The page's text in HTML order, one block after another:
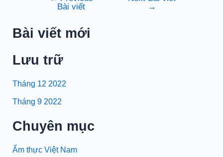
viết
Bài viết
→
Bài viết mới
Lưu trữ
Tháng 12 2022
Tháng 9 2022
Chuyên mục
Ẩm thực Việt Nam